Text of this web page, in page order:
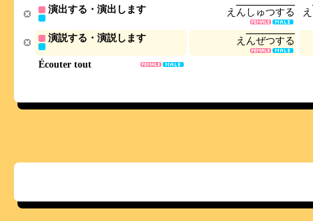
Écouter tout
演出する・演出します え ん し ゅつする え
演説する・演説します え んぜつする